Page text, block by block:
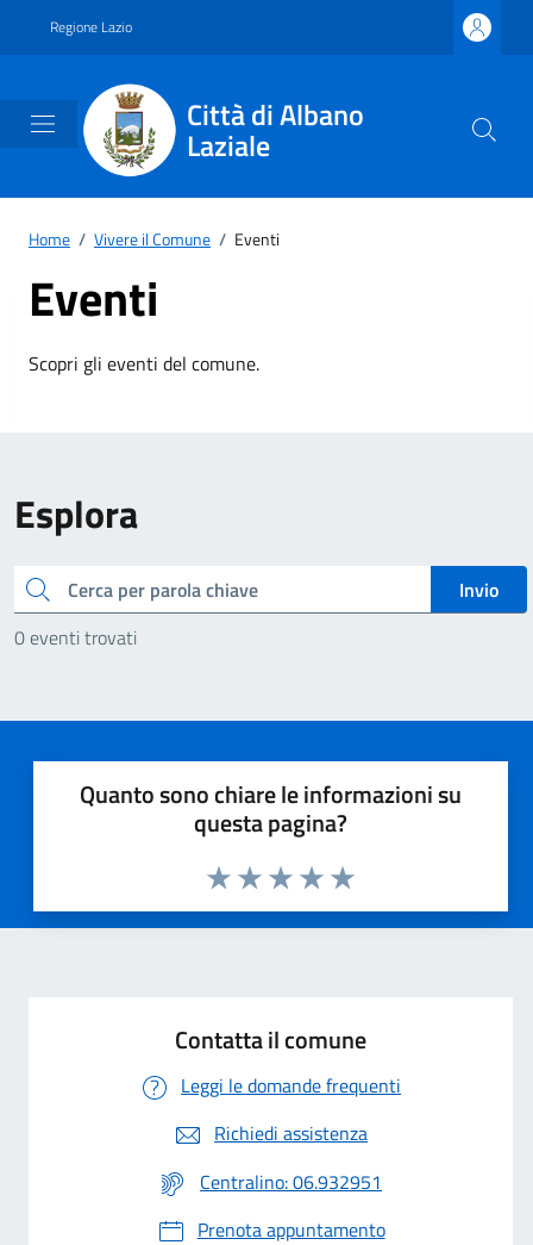
Regione Lazio
Città di Albano
Laziale
Home / Vivere il Comune / Eventi
Eventi
Scopri gli eventi del comune.
Esplora
Cerca
Invio
0 eventi trovati
Quanto sono chiare le informazioni su
questa pagina?
Valuta 5 stelle su 5
Valuta 4 stelle su 5
Valuta 3 stelle su 5
Valuta 2 stelle su 5
Valuta 1 stelle su 5
Contatta il comune
Leggi le domande frequenti
Richiedi assistenza
Centralino: 06.932951
Prenota appuntamento